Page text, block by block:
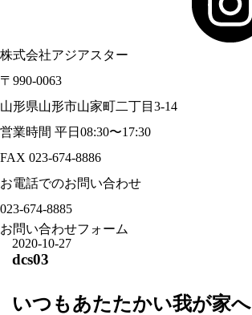
株式会社アジアスター
〒990-0063
山形県山形市山家町二丁目3-14
営業時間 平日08:30〜17:30
FAX 023-674-8886
お電話でのお問い合わせ
023-674-8885
お問い合わせフォーム
2020-10-27
dcs03
いつもあたたかい我が家へ